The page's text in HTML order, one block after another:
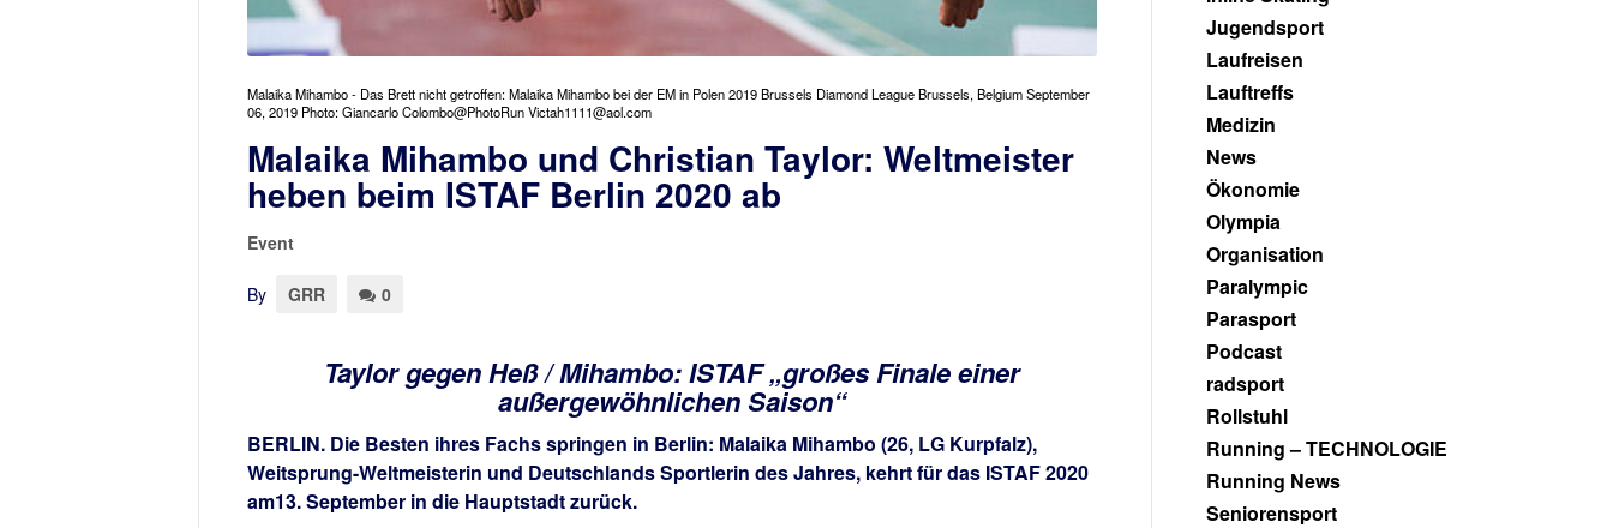
Malaika Mihambo - Das Brett nicht getroffen: Malaika Mihambo bei der EM in Polen 2019 Brussels Diamond League Brussels, Belgium September
06, 2019 Photo: Giancarlo Colombo@PhotoRun Victah1111@aol.com
Malaika Mihambo und Christian Taylor: Weltmeister
heben beim ISTAF Berlin 2020 ab
Event
By GRR 0
Taylor gegen Heß / Mihambo: ISTAF „großes Finale einer
außergewöhnlichen Saison“
BERLIN. Die Besten ihres Fachs springen in Berlin: Malaika Mihambo (26, LG Kurpfalz),
Weitsprung-Weltmeisterin und Deutschlands Sportlerin des Jahres, kehrt für das ISTAF 2020
am13. September in die Hauptstadt zurück.
Jugendsport
Laufreisen
Lauftreffs
Medizin
News
Ökonomie
Olympia
Organisation
Paralympic
Parasport
Podcast
radsport
Rollstuhl
Running – TECHNOLOGIE
Running News
Seniorensport